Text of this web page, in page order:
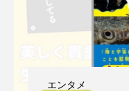
エンタメ